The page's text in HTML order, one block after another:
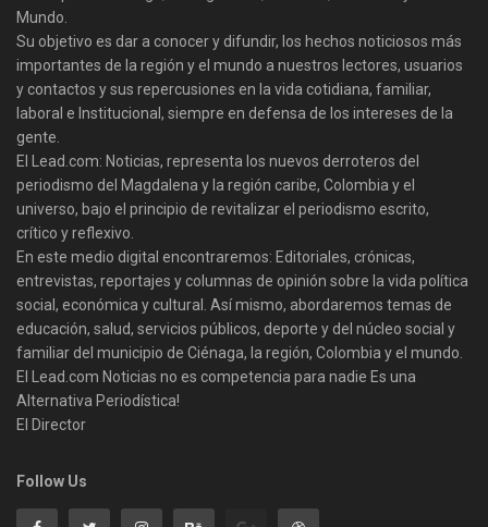
Mundo.
Su objetivo es dar a conocer y difundir, los hechos noticiosos más
importantes de la región y el mundo a nuestros lectores, usuarios
y contactos y sus repercusiones en la vida cotidiana, familiar,
laboral e Institucional, siempre en defensa de los intereses de la
gente.
El Lead.com: Noticias, representa los nuevos derroteros del
periodismo del Magdalena y la región caribe, Colombia y el
universo, bajo el principio de revitalizar el periodismo escrito,
crítico y reflexivo.
En este medio digital encontraremos: Editoriales, crónicas,
entrevistas, reportajes y columnas de opinión sobre la vida política
social, económica y cultural. Así mismo, abordaremos temas de
educación, salud, servicios públicos, deporte y del núcleo social y
familiar del municipio de Ciénaga, la región, Colombia y el mundo.
El Lead.com Noticias no es competencia para nadie Es una
Alternativa Periodística!
El Director
Follow Us